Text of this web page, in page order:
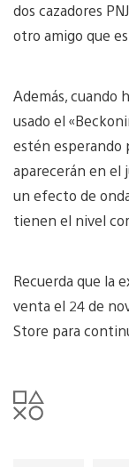
dos cazadores
otro amigo que
Además, cuando
usado el
estén esperando
aparecerán en el
un efecto de
tienen el nivel
Recuerda que la
venta el 24 de
Store para